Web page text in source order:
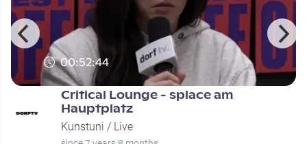
00:52:44
Critical Lounge - splace am
Hauptplatz
Kunstuni / Live